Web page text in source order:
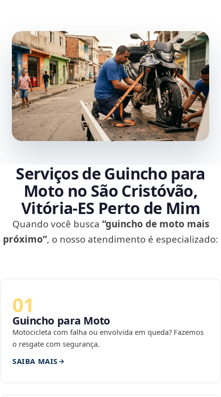
Serviços de Guincho para
Moto no São Cristóvão,
Vitória‑ES Perto de Mim
Quando você busca “guincho de moto mais
próximo”, o nosso atendimento é especializado:
01
Guincho para Moto
Motocicleta com falha ou envolvida em queda? Fazemos
o resgate com segurança.
SAIBA MAIS